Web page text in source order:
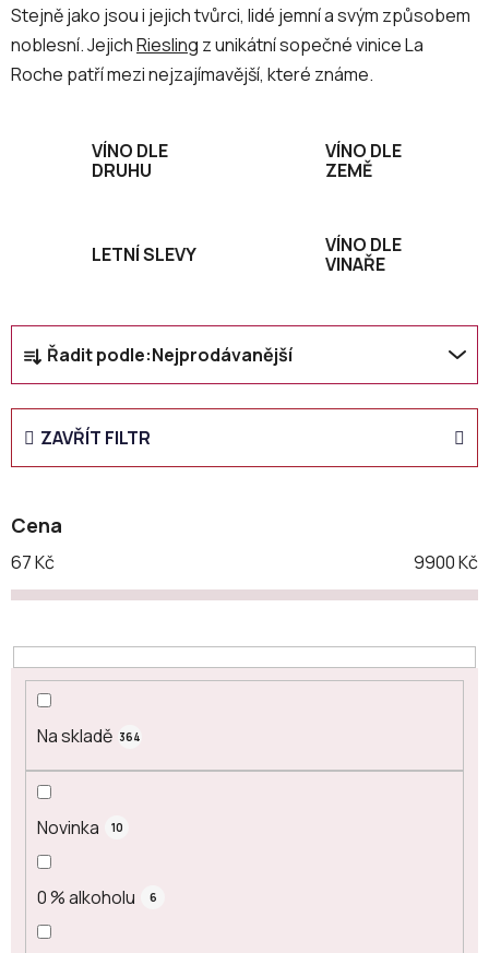
Stejně jako jsou i jejich tvůrci, lidé jemní a svým způsobem
noblesní. JejichRiesling z unikátní sopečné vinice La
Roche patří mezi nejzajímavější, které známe.
VÍNO DLE
DRUHU
VÍNO DLE
ZEMĚ
LETNÍ SLEVY
VÍNO DLE
VINAŘE
Ř
a
z
n
í
r
o
d
k
t
Řadit podle:Nejprodávanější
ZAVŘÍT FILTR
Cena
67Kč 9900Kč
Na skladě 364
Novinka 10
0 % alkoholu 6